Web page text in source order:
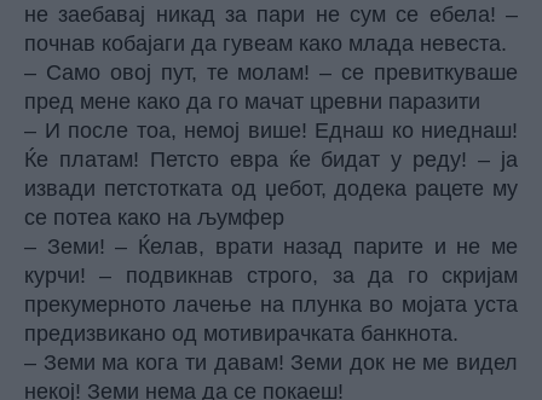
не заебавај никад за пари не сум се ебела! –
почнав кобајаги да гувеам како млада невеста.
– Само овој пут, те молам! – се превиткуваше
пред мене како да го мачат цревни паразити
– И после тоа, немој више! Еднаш ко ниеднаш!
Ќе платам! Петсто евра ќе бидат у реду! – ја
извади петстотката од џебот, додека рацете му
се потеа како на љумфер
– Земи! – Ќелав, врати назад парите и не ме
курчи! – подвикнав строго, за да го скријам
прекумерното лачење на плунка во мојата уста
предизвикано од мотивирачката банкнота.
– Земи ма кога ти давам! Земи док не ме видел
некој! Земи нема да се покаеш!